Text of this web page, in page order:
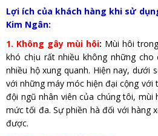
Lợi ích của khách hàng khi sử
Kim Ngân:
1. Không gây mùi hôi: Mùi hôi
khó chịu rất nhiều không những cho
nhiều hộ xung quanh. Hiện nay, dưới
với những máy móc hiện đại cộng với
đội ngũ nhân viên của chúng tôi,
mức tối đa. Sự phiền hà đối với hàng
được.